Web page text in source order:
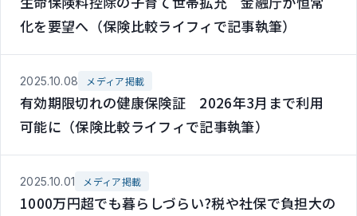
化を要望へ（保険比較ライフィで記事執筆）
2025.10.08 メディア掲載
有効期限切れの健康保険証 2026年3月まで利用
可能に（保険比較ライフィで記事執筆）
2025.10.01 メディア掲載
1000万円超でも暮らしづらい?税や社保で負担大の